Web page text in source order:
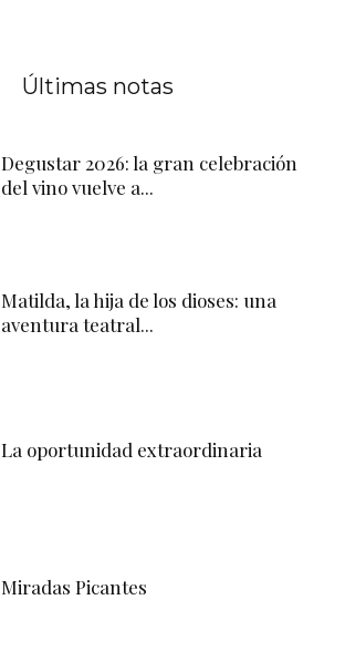
Últimas notas
Degustar 2026: la gran celebración
del vino vuelve a...
Matilda, la hija de los dioses: una
aventura teatral...
La oportunidad extraordinaria
Miradas Picantes